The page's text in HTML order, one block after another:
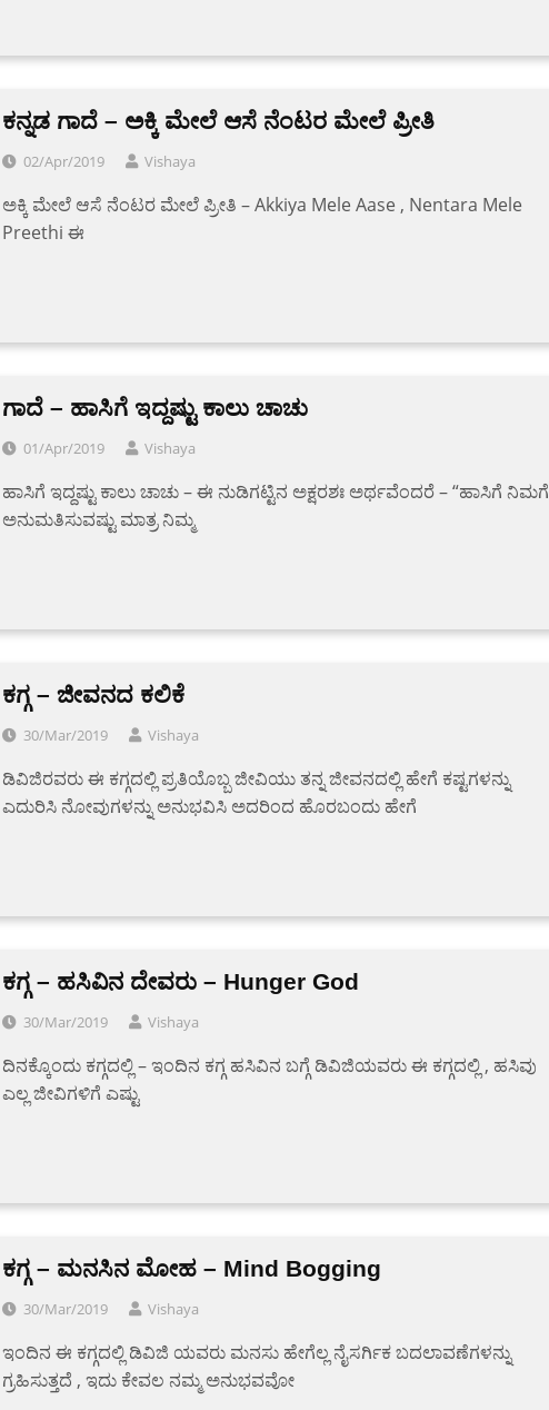
ಕನ್ನಡ ಗಾದೆ – ಅಕ್ಕಿ ಮೇಲೆ ಆಸೆ ನೆಂಟರ ಮೇಲೆ ಪ್ರೀತಿ
02/Apr/2019 Vishaya
ಅಕ್ಕಿ ಮೇಲೆ ಆಸೆ ನೆಂಟರ ಮೇಲೆ ಪ್ರೀತಿ – Akkiya Mele Aase , Nentara Mele
Preethi ಈ
ಗಾದೆ – ಹಾಸಿಗೆ ಇದ್ದಷ್ಟು ಕಾಲು ಚಾಚು
01/Apr/2019 Vishaya
ಹಾಸಿಗೆ ಇದ್ದಷ್ಟು ಕಾಲು ಚಾಚು – ಈ ನುಡಿಗಟ್ಟಿನ ಅಕ್ಷರಶಃ ಅರ್ಥವೆಂದರೆ – “ಹಾಸಿಗೆ ನಿಮಗೆ
ಅನುಮತಿಸುವಷ್ಟು ಮಾತ್ರ ನಿಮ್ಮ
ಕಗ್ಗ – ಜೀವನದ ಕಲಿಕೆ
30/Mar/2019 Vishaya
ಡಿವಿಜಿರವರು ಈ ಕಗ್ಗದಲ್ಲಿ ಪ್ರತಿಯೊಬ್ಬ ಜೀವಿಯು ತನ್ನ ಜೀವನದಲ್ಲಿ ಹೇಗೆ ಕಷ್ಟಗಳನ್ನು
ಎದುರಿಸಿ ನೋವುಗಳನ್ನು ಅನುಭವಿಸಿ ಅದರಿಂದ ಹೊರಬಂದು ಹೇಗೆ
ಕಗ್ಗ – ಹಸಿವಿನ ದೇವರು – Hunger God
30/Mar/2019 Vishaya
ದಿನಕ್ಕೊಂದು ಕಗ್ಗದಲ್ಲಿ – ಇಂದಿನ ಕಗ್ಗ ಹಸಿವಿನ ಬಗ್ಗೆ ಡಿವಿಜಿಯವರು ಈ ಕಗ್ಗದಲ್ಲಿ , ಹಸಿವು
ಎಲ್ಲ ಜೀವಿಗಳಿಗೆ ಎಷ್ಟು
ಕಗ್ಗ – ಮನಸಿನ ಮೋಹ – Mind Bogging
30/Mar/2019 Vishaya
ಇಂದಿನ ಈ ಕಗ್ಗದಲ್ಲಿ ಡಿವಿಜಿ ಯವರು ಮನಸು ಹೇಗೆಲ್ಲ ನೈಸರ್ಗಿಕ ಬದಲಾವಣೆಗಳನ್ನು
ಗ್ರಹಿಸುತ್ತದೆ , ಇದು ಕೇವಲ ನಮ್ಮ ಅನುಭವವೋ